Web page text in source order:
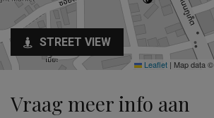
Leaflet | Map data ©
STREET VIEW
Vraag meer info aan